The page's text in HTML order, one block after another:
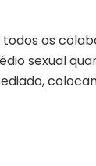
os
sexual